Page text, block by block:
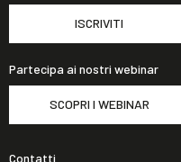
ISCRIVITI
Partecipa ai nostri webinar
SCOPRI I WEBINAR
Contatti